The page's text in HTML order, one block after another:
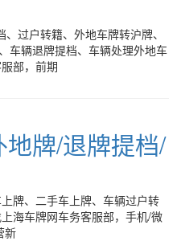
过户转籍、外地车牌转沪牌、
车辆退牌提档、车辆处理外地车
部，前期
牌/退牌提档/
牌、二手车上牌、车辆过户转
海车牌网车务客服部，手机/微
新